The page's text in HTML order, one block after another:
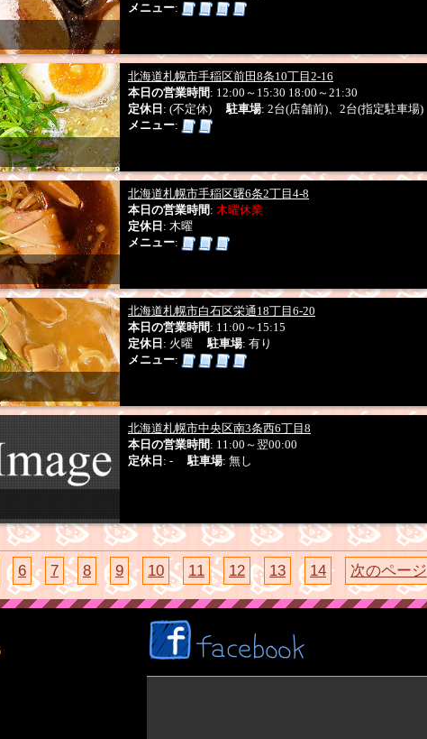
メニュー:
北海道札幌市手稲区前田8条10丁目2-16
本日の営業時間 : 12:00～15:30 18:00～21:30
定休日 : (不定休)駐車場: 2台(店舗前)、2台(指定駐車場)
メニュー:
北海道札幌市手稲区曙6条2丁目4-8
本日の営業時間 : 木曜休業
定休日 : 木曜
メニュー:
北海道札幌市白石区栄通18丁目6-20
本日の営業時間 : 11:00～15:15
定休日 : 火曜駐車場: 有り
メニュー:
北海道札幌市中央区南3条西6丁目8
本日の営業時間 : 11:00～翌00:00
定休日 : -駐車場: 無し
6 7 8 9 10 11 12 13 14 次のページ